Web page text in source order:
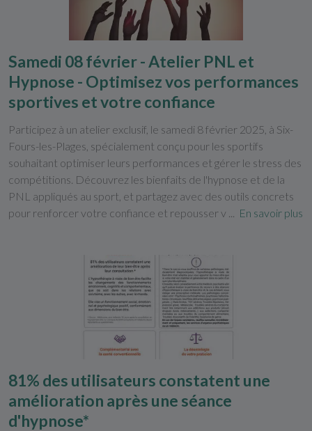
Samedi 08 février - Atelier PNL et
Hypnose - Optimisez vos performances
sportives et votre confiance
Participez à un atelier exclusif, le samedi 8 février 2025, à Six-
Fours-les-Plages, spécialement conçu pour les sportifs
souhaitant optimiser leurs performances et gérer le stress des
compétitions. Découvrez les bienfaits de l'hypnose et de la
PNL appliqués au sport, et partagez avec des outils concrets
pour renforcer votre confiance et repousser v ...
En savoir plus
81% des utilisateurs constatent une
amélioration après une séance
d'hypnose*